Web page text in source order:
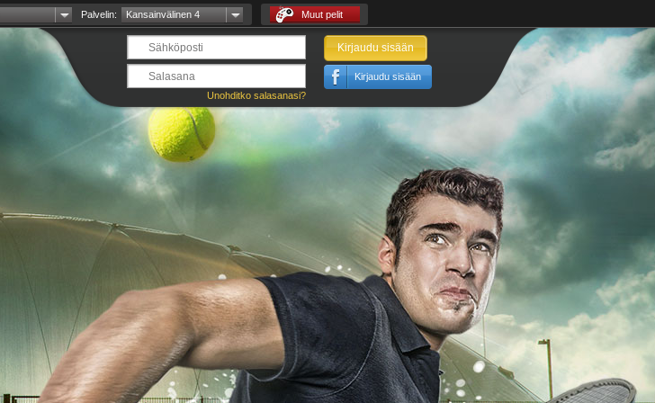
Palvelin: Kansainvälinen 4 Muut pelit
Unohditko salasanasi?
Kirjaudu sisään
Kirjaudu sisään